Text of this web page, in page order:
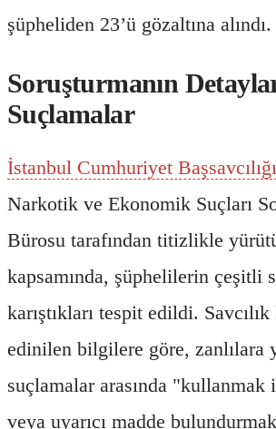
şüpheliden 23’ü gözaltına alındı.
Soruşturmanın
Suçlamalar
İstanbul Cumhuriyet Başsavcılığı
Narkotik ve Ekonomik Suçları
Bürosu tarafından titizlikle
kapsamında, şüphelilerin çeşitli
karıştıkları tespit edildi.
edinilen bilgilere göre, zanlılara
suçlamalar arasında "kullanmak
veya uyarıcı madde